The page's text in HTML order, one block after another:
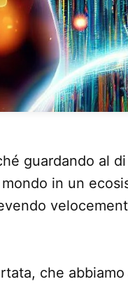
guardando al
in un
che